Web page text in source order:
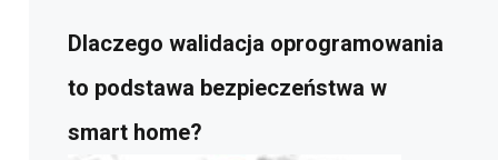
Dlaczego walidacja oprogramowania
to podstawa bezpieczeństwa w
smart home?